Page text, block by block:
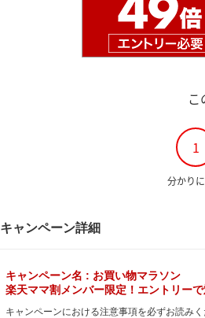
こ
1
分かり
キャンペーン詳細
キャンペーン名 : お買い物マラソン
楽天ママ割メンバー限定！エントリー
キャンペーンにおける注意事項を必ずお読みく